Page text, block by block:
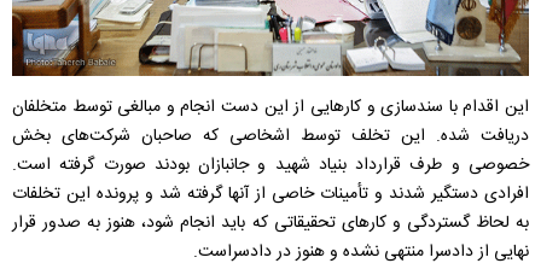
این اقدام با سندسازی و کارهایی از این دست انجام و‌ مبالغی توسط متخلفان
دریافت شده. این تخلف توسط اشخاصی که صاحبان شرکت‌های بخش
خصوصی و طرف قرارداد بنیاد شهید و جانبازان بودند صورت گرفته است.
افرادی دستگیر شدند و تأمینات خاصی از آنها گرفته شد و پرونده این تخلفات
به لحاظ گستردگی و کارهای تحقیقاتی که باید انجام شود، هنوز به صدور قرار
نهایی از دادسرا منتهی نشده و هنوز در دادسراست.